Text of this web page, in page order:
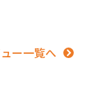
ー一覧へ